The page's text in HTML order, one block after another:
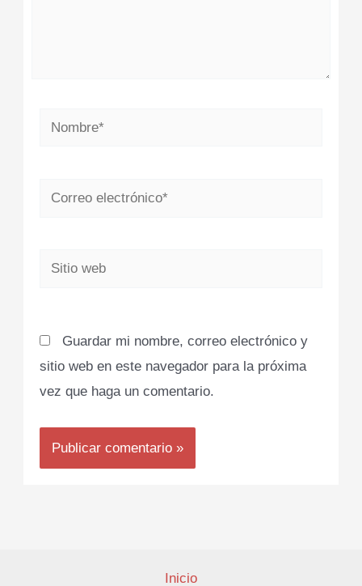
Nombre*
Correo
Sitio
Guardar mi nombre, correo electrónico y
sitio web en este navegador para la próxima
vez que haga un comentario.
Inicio